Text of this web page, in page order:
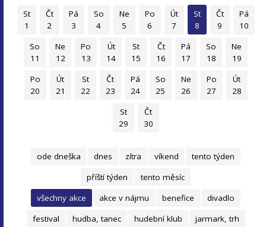
St
1
Čt
2
Pá
3
So
4
Ne
5
Po
6
Út
7
St
8
Čt
9
Pá
10
So
11
Ne
12
Po
13
Út
14
St
15
Čt
16
Pá
17
So
18
Ne
19
Po
20
Út
21
St
22
Čt
23
Pá
24
So
25
Ne
26
Po
27
Út
28
St
29
Čt
30
ode dneška dnes zítra víkend
tento týden
příští týden
tento měsíc
všechny akce
akce v nájmu benefice
divadlo
festival
hudba, tanec hudební klub
jarmark, trh